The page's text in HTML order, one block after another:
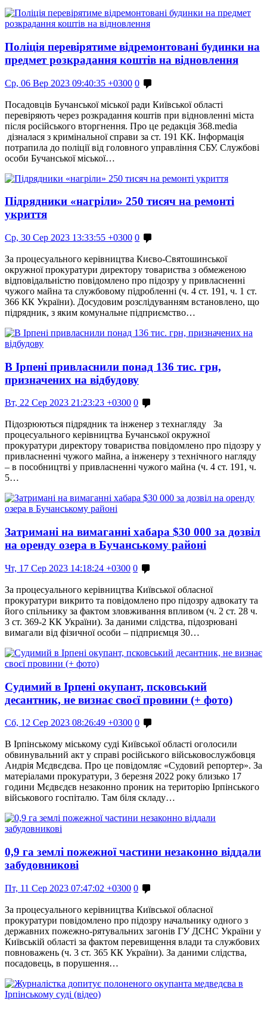
Поліція перевірятиме відремонтовані будинки на
предмет розкрадання коштів на відновлення
Ср, 06 Вер 2023 09:40:35 +0300 0
Посадовців Бучанської міської ради Київської області
перевіряють через розкрадання коштів при відновленні міста
після російського вторгнення. Про це редакція 368.media
дізналася з кримінальної справи за ст. 191 КК. Інформація
потрапила до поліції від головного управління СБУ. Службові
особи Бучанської міської…
Підрядники «нагріли» 250 тисяч на ремонті
укриття
Ср, 30 Сер 2023 13:33:55 +0300 0
За процесуального керівництва Києво-Святошинської
окружної прокуратури директору товариства з обмеженою
відповідальністю повідомлено про підозру у привласненні
чужого майна та службовому підробленні (ч. 4 ст. 191, ч. 1 ст.
366 КК України). Досудовим розслідуванням встановлено, що
підрядник, з яким комунальне підприємство…
В Ірпені привласнили понад 136 тис. грн,
призначених на відбудову
Вт, 22 Сер 2023 21:23:23 +0300 0
Підозрюються підрядник та інженер з технагляду За
процесуального керівництва Бучанської окружної
прокуратури директору товариства повідомлено про підозру у
привласненні чужого майна, а інженеру з технічного нагляду
– в пособництві у привласненні чужого майна (ч. 4 ст. 191, ч.
5…
Затримані на вимаганні хабара $30 000 за дозвіл
на оренду озера в Бучанському районі
Чт, 17 Сер 2023 14:18:24 +0300 0
За процесуального керівництва Київської обласної
прокуратури викрито та повідомлено про підозру адвокату та
його спільнику за фактом зловживання впливом (ч. 2 ст. 28 ч.
3 ст. 369-2 КК України). За даними слідства, підозрювані
вимагали від фізичної особи – підприємця 30…
Судимий в Ірпені окупант, псковський
десантник, не визнає своєї провини (+ фото)
Сб, 12 Сер 2023 08:26:49 +0300 0
В Ірпінському міському суді Київської області оголосили
обвинувальний акт у справі російського військовослужбовця
Андрія Мєдвєдєва. Про це повідомляє «Судовий репортер». За
матеріалами прокуратури, 3 березня 2022 року близько 17
години Мєдвєдєв незаконно проник на територію Ірпінського
військового госпіталю. Там біля складу…
0,9 га землі пожежної частини незаконно віддали
забудовникові
Пт, 11 Сер 2023 07:47:02 +0300 0
За процесуального керівництва Київської обласної
прокуратури повідомлено про підозру начальнику одного з
державних пожежно-рятувальних загонів ГУ ДСНС України у
Київській області за фактом перевищення влади та службових
повноважень (ч. 3 ст. 365 КК України). За даними слідства,
посадовець, в порушення…